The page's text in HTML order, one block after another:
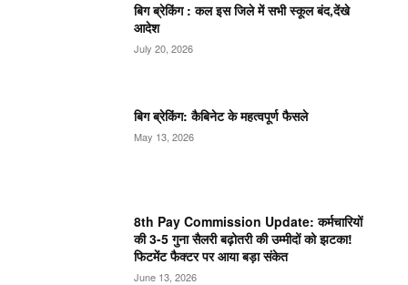
बिग ब्रेकिंग : कल इस जिले में सभी स्कूल बंद,देंखे
आदेश
July 20, 2026
बिग ब्रेकिंग: कैबिनेट के महत्वपूर्ण फैसले
May 13, 2026
8th Pay Commission Update: कर्मचारियों
की 3-5 गुना सैलरी बढ़ोतरी की उम्मीदों को झटका!
फिटमेंट फैक्टर पर आया बड़ा संकेत
June 13, 2026